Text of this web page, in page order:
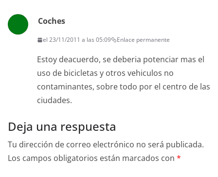
Coches
el 23/11/2011 a las 05:09 Enlace permanente
Estoy deacuerdo, se deberia potenciar mas el
uso de bicicletas y otros vehiculos no
contaminantes, sobre todo por el centro de las
ciudades.
Deja una respuesta
Tu dirección de correo electrónico no será publicada.
Los campos obligatorios están marcados con *